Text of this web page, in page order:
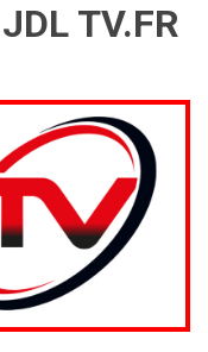
TV.FR